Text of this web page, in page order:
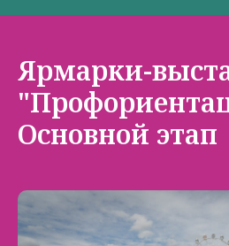
Ярмарки-
Основной этап